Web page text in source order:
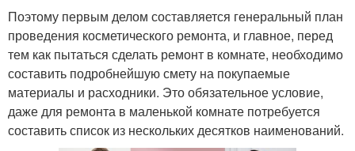
Поэтому первым делом составляется генеральный план
проведения косметического ремонта, и главное, перед
тем как пытаться сделать ремонт в комнате, необходимо
составить подробнейшую смету на покупаемые
материалы и расходники. Это обязательное условие,
даже для ремонта в маленькой комнате потребуется
составить список из нескольких десятков наименований.